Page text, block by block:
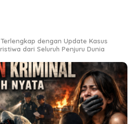
dengan Update Kasus
dari Seluruh Penjuru Dunia